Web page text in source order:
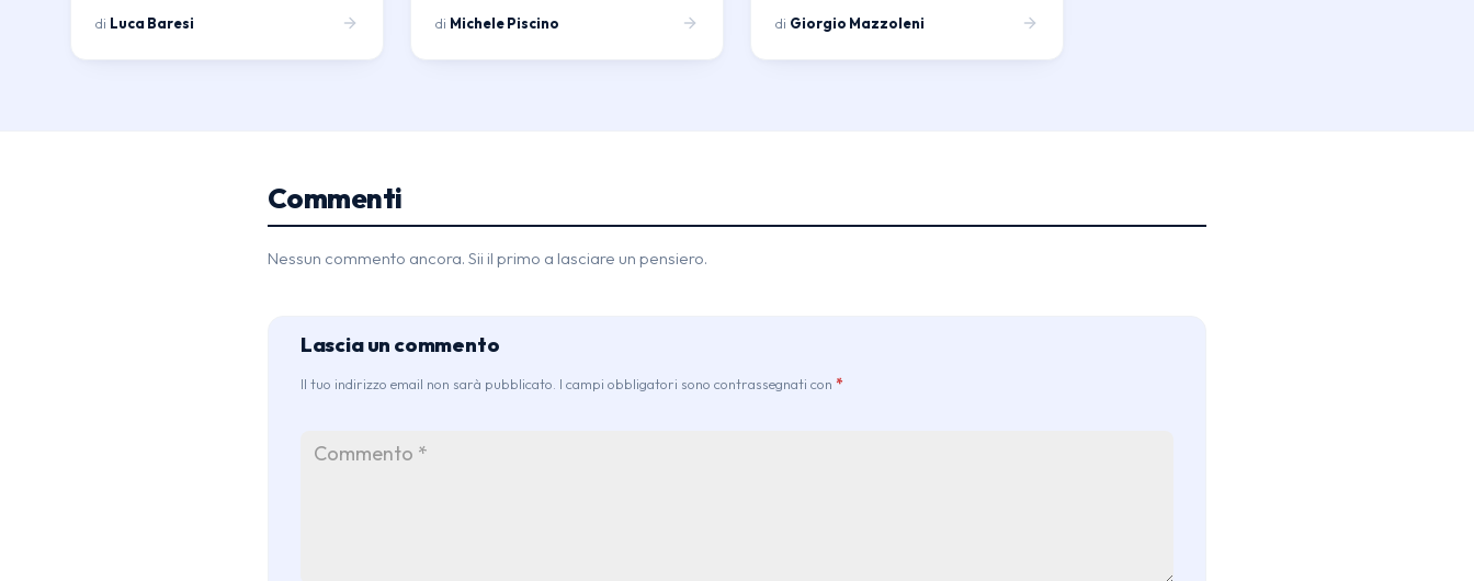
di Luca Baresi di Michele Piscino di Giorgio Mazzoleni
Commenti
Nessun commento ancora. Sii il primo a lasciare un pensiero.
Lascia un commento
Il tuo indirizzo email non sarà pubblicato. I campi obbligatori sono contrassegnati con *